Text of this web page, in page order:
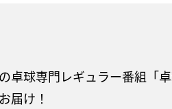
卓球専門レギュラー番組「
届け！